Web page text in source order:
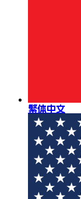
繁体中文